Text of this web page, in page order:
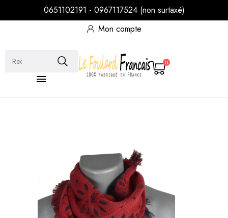
0651102191 - 0967117524 (non surtaxé)
Mon compte

0